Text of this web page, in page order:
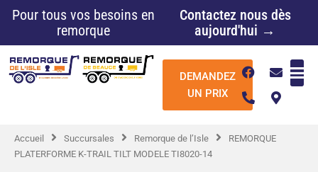
Pour tous vos besoins en
remorque
Contactez nous dès
aujourd'hui →
DEMANDEZ
UN PRIX
F
a
e
o
E
n
v
e
p
P
h
n
a
M
a
p
-
r
Accueil Succursales Remorque de l’Isle
REMORQUE
PLATERFORME K-TRAIL TILT MODELE TI8020-14